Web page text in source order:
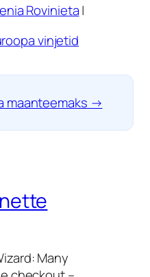
Rovinieta|
vinjetid
maanteemaks →
Many